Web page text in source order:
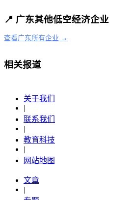
📍 广东其他低空经济企业
查看广东所有企业 →
相关报道
关于我们
|
联系我们
|
教育科技
|
网站地图
文章
|